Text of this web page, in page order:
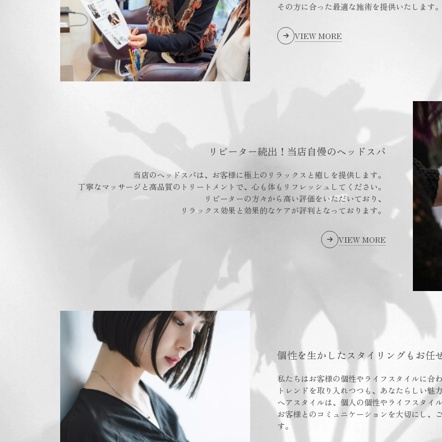
その方に合った最適な施術を提供いたします
VIEW MORE
リピーター続出！当店自慢のヘッドスパ
当店のヘッドスパは、お客様に極上のリラックスと癒しを提供します。
丁寧なマッサージと高品質のトリートメントで、心も体もリフレッシュしてください。
リピーターの方々から高い評価をいただいており、
リラックス効果と効果的なケアが評判となっております。
VIEW MORE
個性を生かしたスタイリングもお任
私たちはお客様の個性やライフスタイルに合
トレンドを取り入れつつも、あなたらしい魅
ヘアスタイルは、個人の個性やライフスタイ
お客様とのコミュニケーションを大切にし、
す。